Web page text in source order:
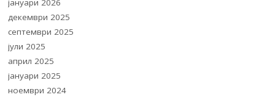
јануари 2026
декември 2025
септември 2025
јули 2025
април 2025
јануари 2025
ноември 2024